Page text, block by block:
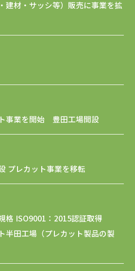
建材・サッシ等）販売に事業を拡
事業を開始 豊田工場開設
プレカット事業を移転
格 ISO9001：2015認証取得
半田工場（プレカット製品の製